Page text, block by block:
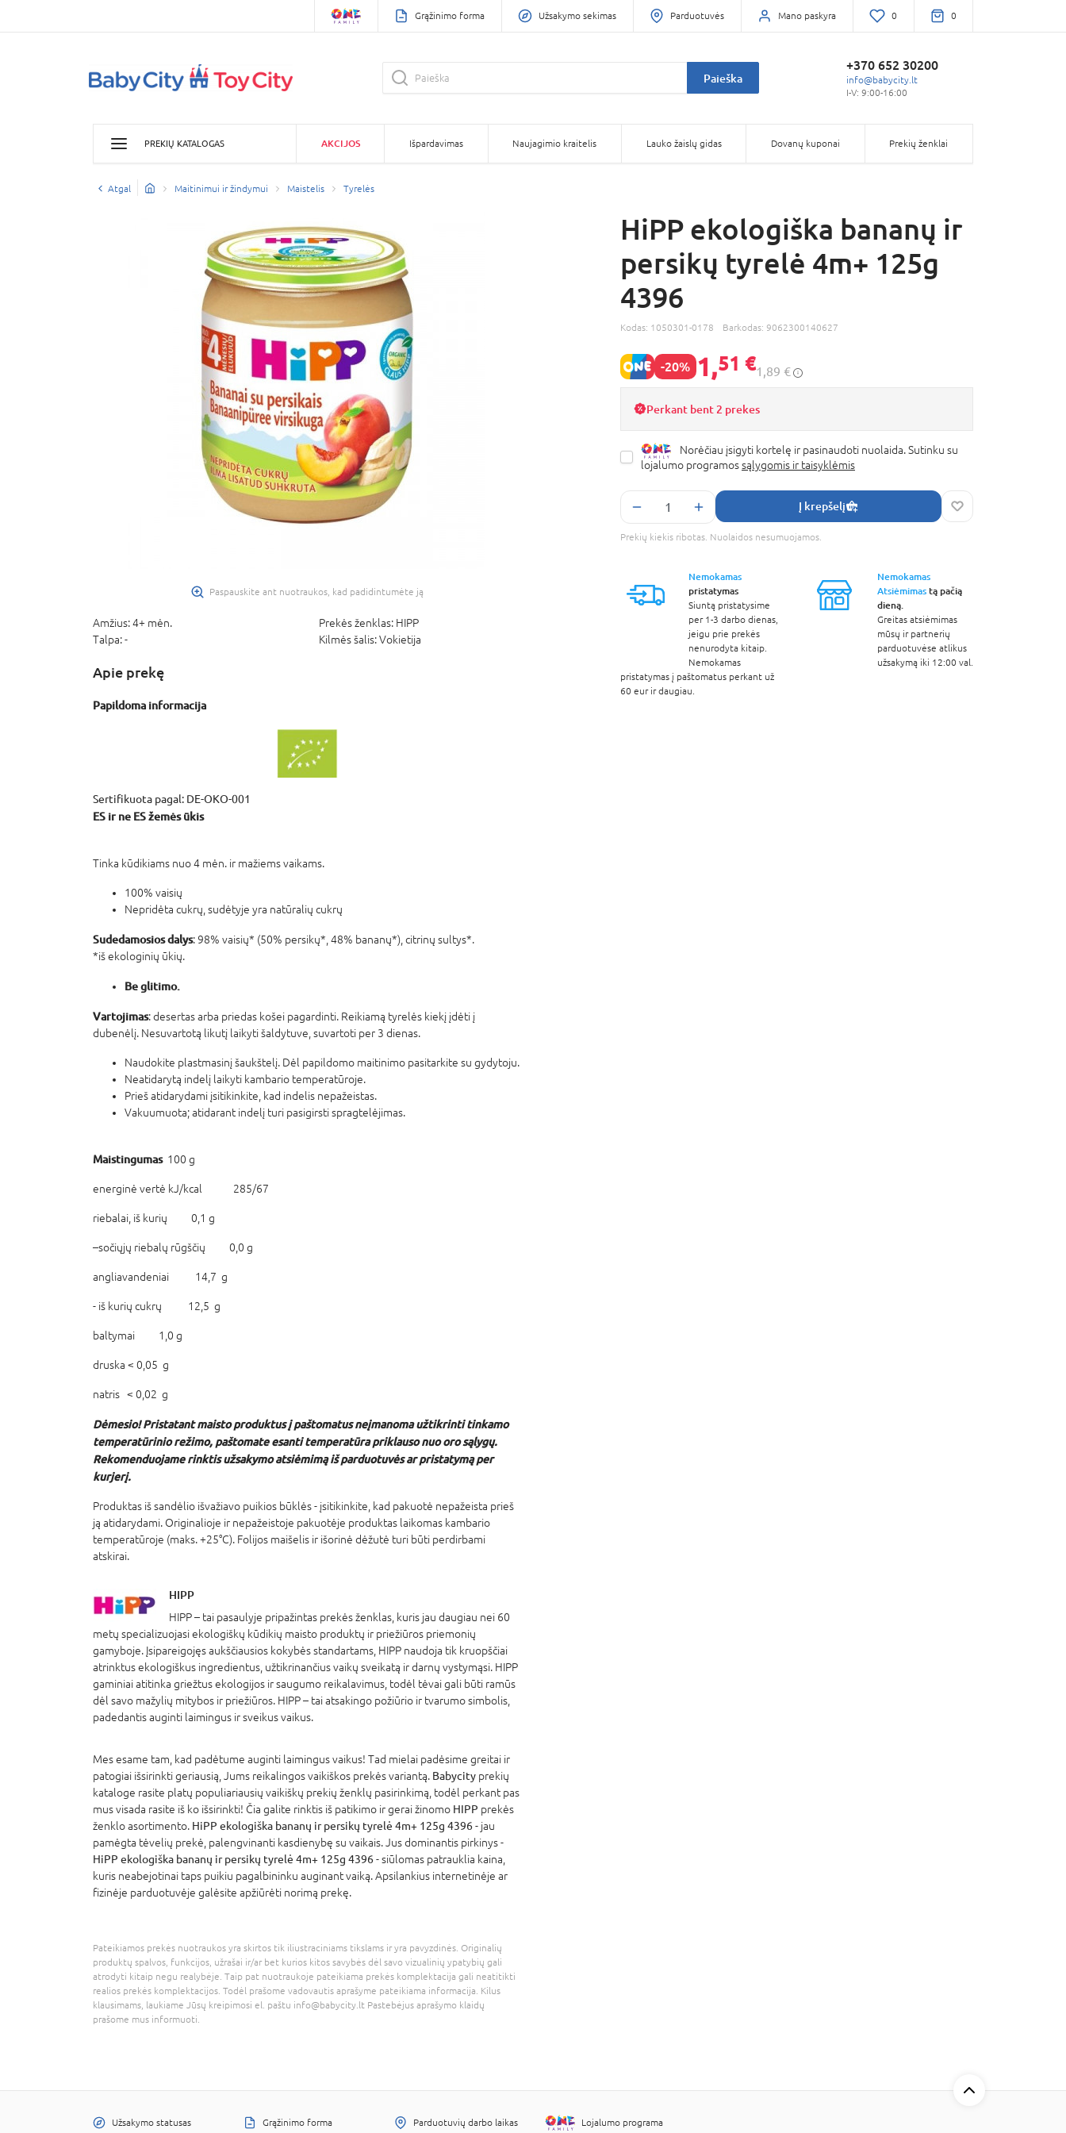
Grąžinimo forma Užsakymo sekimas Parduotuvės Mano paskyra 0 0
Paieška
+370 652 30200
info@babycity.lt
I-V: 9:00-16:00
PREKIŲ KATALOGAS AKCIJOS Išpardavimas Naujagimio kraitelis Lauko žaislų gidas Dovanų kuponai Prekių ženklai
Atgal Maitinimui ir žindymui Maistelis Tyrelės
Paspauskite ant nuotraukos, kad padidintumėte ją
Amžius:4+ mėn. Prekės ženklas: HIPP
Talpa:- Kilmės šalis:Vokietija
Apie prekę
Papildoma informacija
Sertifikuota pagal: DE-OKO-001
ES ir ne ES žemės ūkis
Tinka kūdikiams nuo 4 mėn. ir mažiems vaikams.
100% vaisių
Nepridėta cukrų, sudėtyje yra natūralių cukrų
Sudedamosios dalys: 98% vaisių* (50% persikų*, 48% bananų*), citrinų sultys*.
*iš ekologinių ūkių.
Be glitimo.
Vartojimas: desertas arba priedas košei pagardinti. Reikiamą tyrelės kiekį įdėti į
dubenėlį. Nesuvartotą likutį laikyti šaldytuve, suvartoti per 3 dienas.
Naudokite plastmasinį šaukštelį. Dėl papildomo maitinimo pasitarkite su gydytoju.
Neatidarytą indelį laikyti kambario temperatūroje.
Prieš atidarydami įsitikinkite, kad indelis nepažeistas.
Vakuumuota; atidarant indelį turi pasigirsti spragtelėjimas.
Maistingumas 100 g
energinė vertė kJ/kcal 285/67
riebalai, iš kurių 0,1 g
–sočiųjų riebalų rūgščių 0,0 g
angliavandeniai 14,7 g
- iš kurių cukrų 12,5 g
baltymai 1,0 g
druska < 0,05 g
natris < 0,02 g
Dėmesio! Pristatant maisto produktus į paštomatus neįmanoma užtikrinti tinkamo
temperatūrinio režimo, paštomate esanti temperatūra priklauso nuo oro sąlygų.
Rekomenduojame rinktis užsakymo atsiėmimą iš parduotuvės ar pristatymą per
kurjerį.
Produktas iš sandėlio išvažiavo puikios būklės - įsitikinkite, kad pakuotė nepažeista prieš
ją atidarydami. Originalioje ir nepažeistoje pakuotėje produktas laikomas kambario
temperatūroje (maks. +25°C). Folijos maišelis ir išorinė dėžutė turi būti perdirbami
atskirai.
HIPP
HIPP – tai pasaulyje pripažintas prekės ženklas, kuris jau daugiau nei 60
metų specializuojasi ekologiškų kūdikių maisto produktų ir priežiūros priemonių
gamyboje. Įsipareigojęs aukščiausios kokybės standartams, HIPP naudoja tik kruopščiai
atrinktus ekologiškus ingredientus, užtikrinančius vaikų sveikatą ir darnų vystymąsi. HIPP
gaminiai atitinka griežtus ekologijos ir saugumo reikalavimus, todėl tėvai gali būti ramūs
dėl savo mažylių mitybos ir priežiūros. HIPP – tai atsakingo požiūrio ir tvarumo simbolis,
padedantis auginti laimingus ir sveikus vaikus.
Mes esame tam, kad padėtume auginti laimingus vaikus! Tad mielai padėsime greitai ir
patogiai išsirinkti geriausią, Jums reikalingos vaikiškos prekės variantą. Babycity prekių
kataloge rasite platų populiariausių vaikiškų prekių ženklų pasirinkimą, todėl perkant pas
mus visada rasite iš ko išsirinkti! Čia galite rinktis iš patikimo ir gerai žinomo HIPP prekės
ženklo asortimento. HiPP ekologiška bananų ir persikų tyrelė 4m+ 125g 4396- jau
pamėgta tėvelių prekė, palengvinanti kasdienybę su vaikais. Jus dominantis pirkinys -
HiPP ekologiška bananų ir persikų tyrelė 4m+ 125g 4396- siūlomas patrauklia kaina,
kuris neabejotinai taps puikiu pagalbininku auginant vaiką. Apsilankius internetinėje ar
fizinėje parduotuvėje galėsite apžiūrėti norimą prekę.
Pateikiamos prekės nuotraukos yra skirtos tik iliustraciniams tikslams ir yra pavyzdinės. Originalių
produktų spalvos, funkcijos, užrašai ir/ar bet kurios kitos savybės dėl savo vizualinių ypatybių gali
atrodyti kitaip negu realybėje. Taip pat nuotraukoje pateikiama prekės komplektacija gali neatitikti
realios prekės komplektacijos. Todėl prašome vadovautis aprašyme pateikiama informacija. Kilus
klausimams, laukiame Jūsų kreipimosi el. paštu info@babycity.lt Pastebėjus aprašymo klaidų
prašome mus informuoti.
HiPP ekologiška bananų ir
persikų tyrelė 4m+ 125g
4396
Kodas: 1050301-0178 Barkodas: 9062300140627
-20% 1,51 €1,89 €
Perkant bent 2 prekes
Norėčiau įsigyti kortelę ir pasinaudoti nuolaida. Sutinku su
lojalumo programossąlygomis ir taisyklėmis
Į krepšelį
Prekių kiekis ribotas. Nuolaidos nesumuojamos.
Nemokamas
pristatymas
Siuntą pristatysime
per 1-3 darbo dienas,
jeigu prie prekės
nenurodyta kitaip.
Nemokamas
pristatymas į paštomatus perkant už
60 eur ir daugiau.
Nemokamas
Atsiėmimastą pačią
dieną.
Greitas atsiėmimas
mūsų ir partnerių
parduotuvėse atlikus
užsakymą iki 12:00 val.
Užsakymo statusas Grąžinimo forma Parduotuvių darbo laikas Lojalumo programa